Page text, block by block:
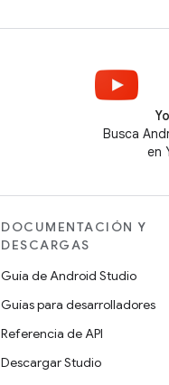
Busca
en
DOCUMENTACIÓN Y
DESCARGAS
Guía de Android Studio
Guías para desarrolladores
Referencia de API
Descargar Studio